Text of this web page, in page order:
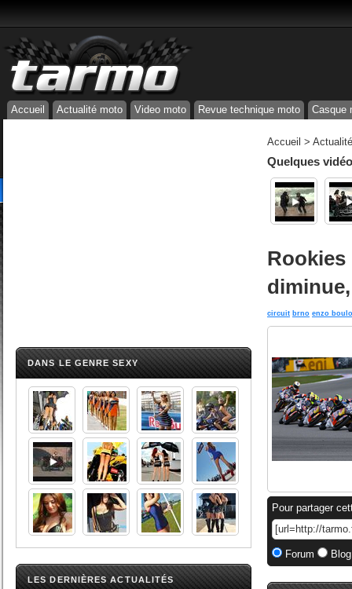
Accueil Actualité moto Video moto Revue technique moto Casque
DANS LE GENRE SEXY
LES DERNIÈRES ACTUALITÉS
Accueil >
Quelques
Rookies
circuit brno enzo
Pour partager
Forum